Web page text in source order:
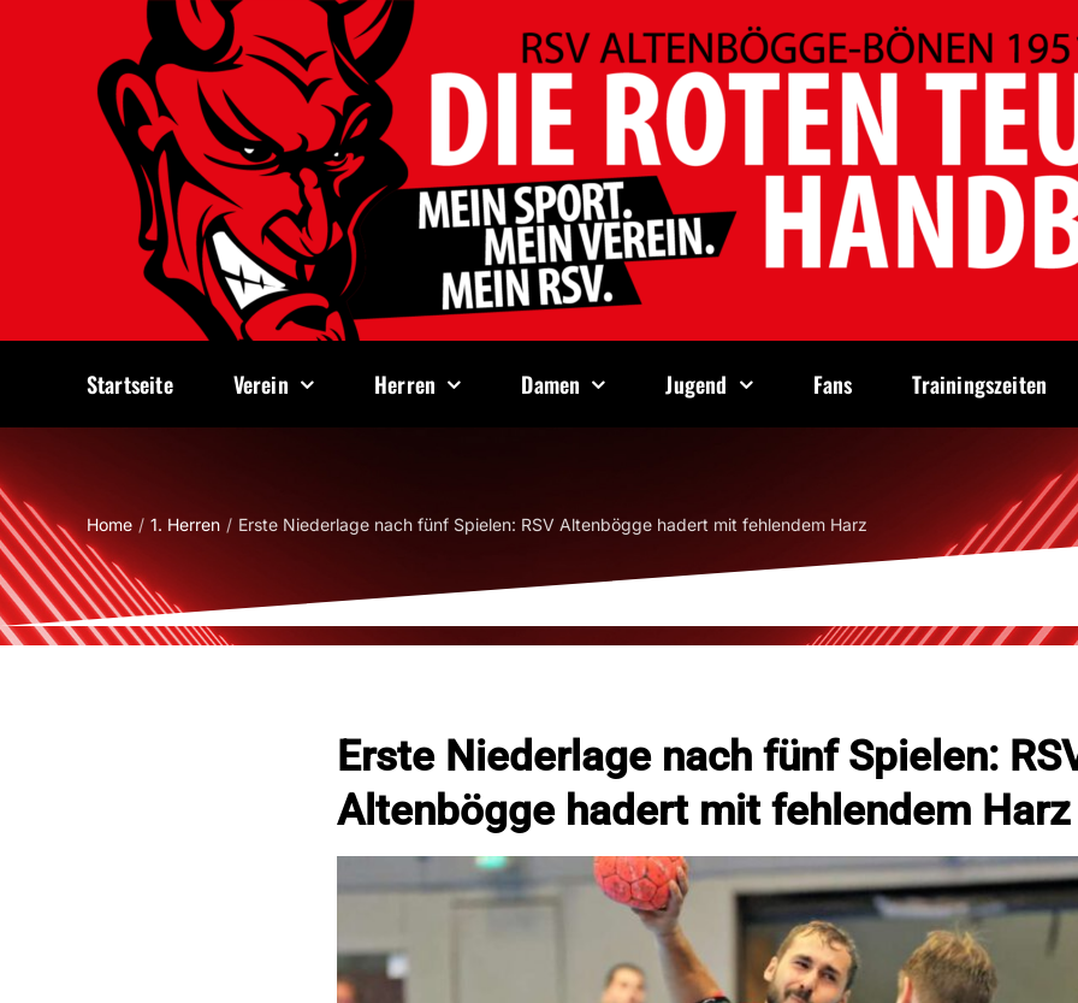
Startseite Verein Herren Damen Jugend Fans Trainingszeiten
Home 1. Herren Erste Niederlage nach fünf Spielen: RSV Altenbögge hadert mit fehlendem Harz
Erste Niederlage nach fünf Spielen:
Altenbögge hadert mit fehlendem Harz